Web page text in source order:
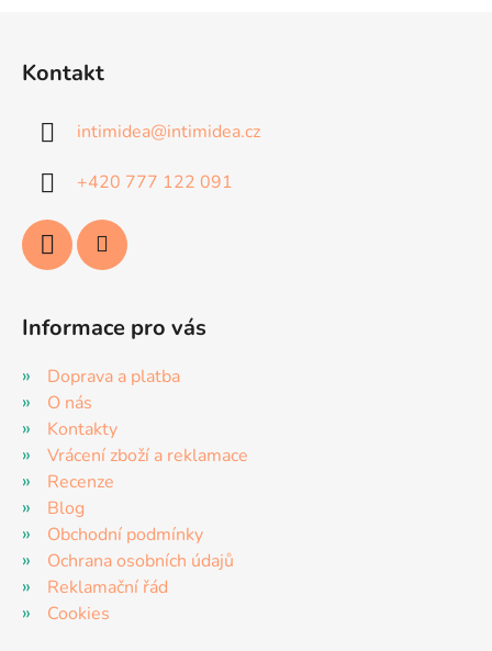
Kontakt
intimidea@intimidea.cz
+420 777 122 091
Informace pro vás
Doprava a platba
O nás
Kontakty
Vrácení zboží a reklamace
Recenze
Blog
Obchodní podmínky
Ochrana osobních údajů
Reklamační řád
Cookies